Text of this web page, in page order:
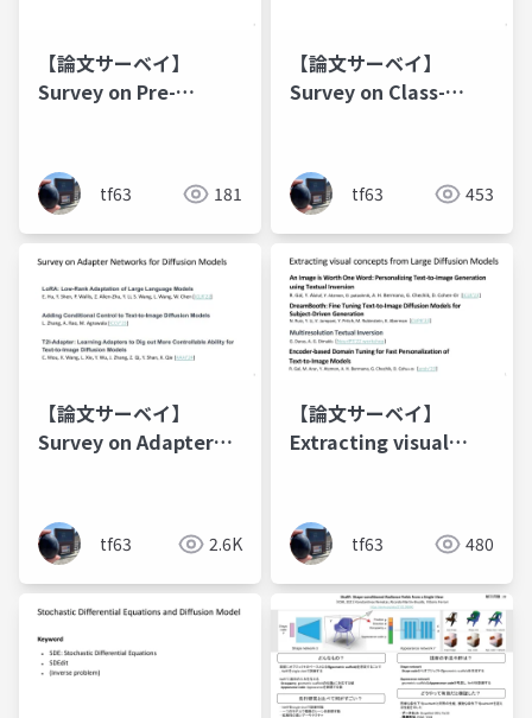
【論文サーベイ】
Survey on Pre-
tf63 181
【論文サーベイ】
Survey on Class-
tf63 453
【論文サーベイ】
Survey on Adapter
tf63 2.6K
【論文サーベイ】
Extracting visual
tf63 480